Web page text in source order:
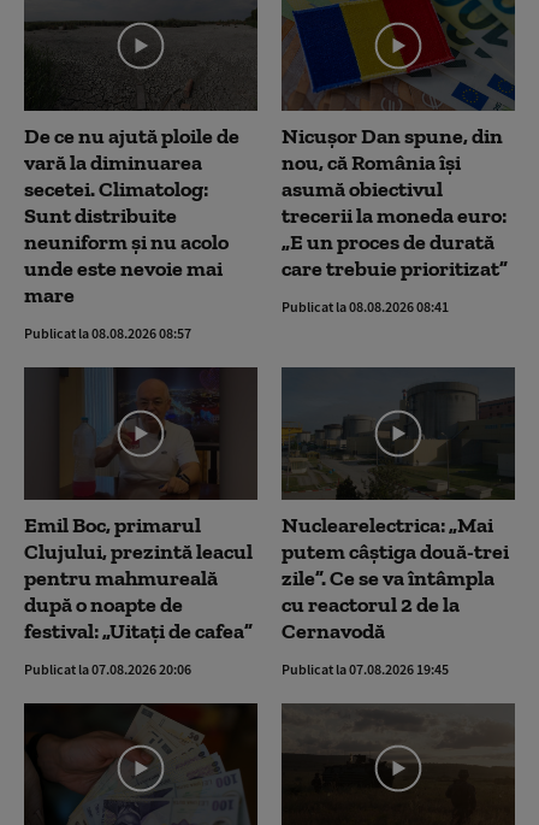
De ce nu ajută ploile de
vară la diminuarea
secetei. Climatolog:
Sunt distribuite
neuniform și nu acolo
unde este nevoie mai
mare
Publicat la 08.08.2026 08:57
Nicușor Dan spune, din
nou, că România își
asumă obiectivul
trecerii la moneda euro:
„E un proces de durată
care trebuie prioritizat”
Publicat la 08.08.2026 08:41
Emil Boc, primarul
Clujului, prezintă leacul
pentru mahmureală
după o noapte de
festival: „Uitați de cafea”
Publicat la 07.08.2026 20:06
Nuclearelectrica: „Mai
putem câștiga două-trei
zile”. Ce se va întâmpla
cu reactorul 2 de la
Cernavodă
Publicat la 07.08.2026 19:45